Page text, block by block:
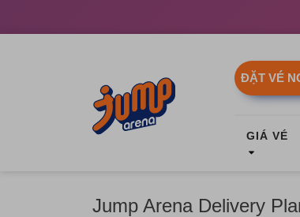
ĐẶT VÉ
GIÁ VÉ
Jump Arena Delivery